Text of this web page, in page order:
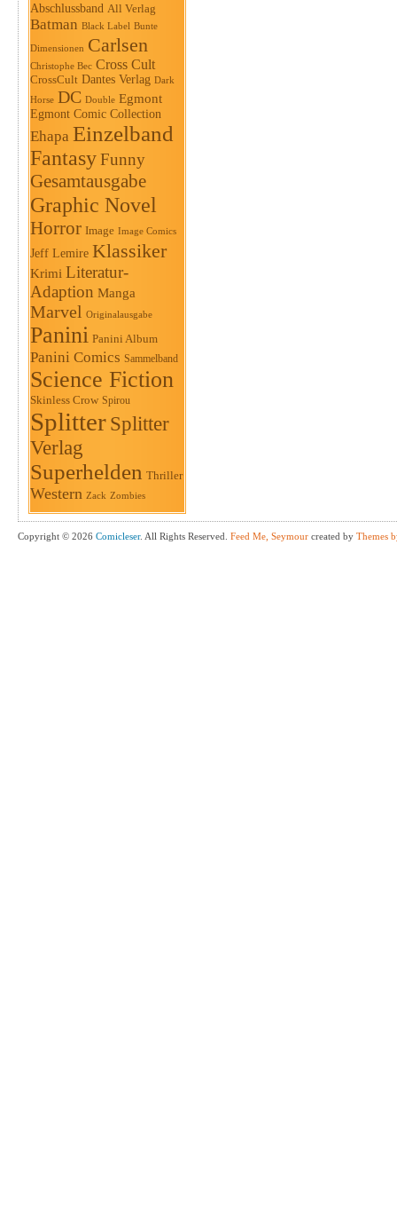
Abschlussband All Verlag
Batman Black Label Bunte
Dimensionen Carlsen
Christophe Bec Cross Cult
CrossCult Dantes Verlag Dark
Horse DC Double Egmont
Egmont Comic Collection
Ehapa Einzelband
FantasyFunny
Gesamtausgabe
Graphic Novel
Horror Image Image Comics
Jeff Lemire Klassiker
Krimi Literatur-
Adaption Manga
Marvel Originalausgabe
Panini Panini Album
Panini Comics Sammelband
Science Fiction
Skinless Crow Spirou
Splitter Splitter
Verlag
Superhelden Thriller
Western Zack Zombies
Copyright © 2026 Comicleser. All Rights Reserved. Feed Me, Seymour created by Themes